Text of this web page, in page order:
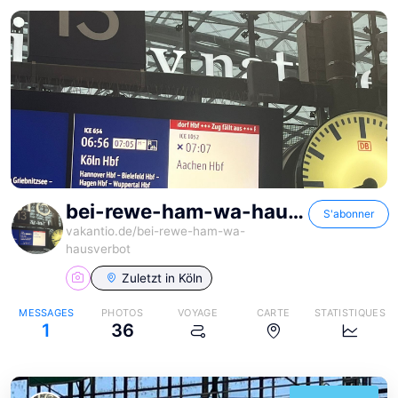
bei-rewe-ham-wa-hausverbot
vakantio.de/bei-rewe-ham-wa-
hausverbot
S'abonner
Zuletzt in Köln
MESSAGES
1
PHOTOS
36
VOYAGE CARTE STATISTIQUES